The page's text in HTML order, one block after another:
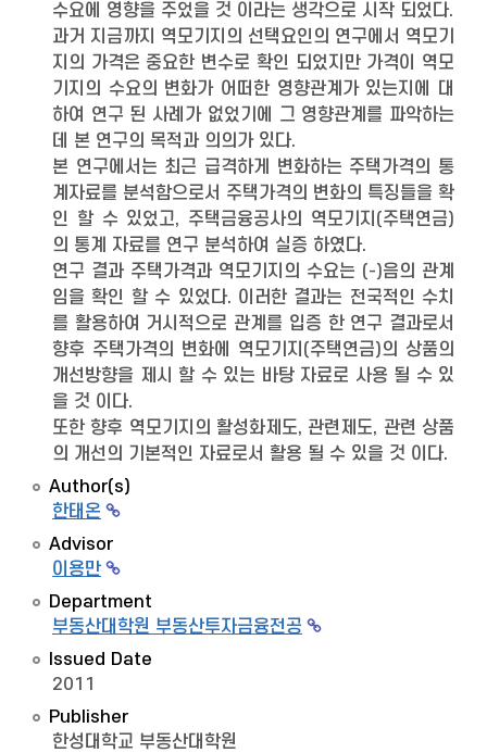
수요에 영향을 주었을 것 이라는 생각으로 시작 되었다.
과거 지금까지 역모기지의 선택요인의 연구에서 역모기
지의 가격은 중요한 변수로 확인 되었지만 가격이 역모
기지의 수요의 변화가 어떠한 영향관계가 있는지에 대
하여 연구 된 사례가 없었기에 그 영향관계를 파악하는
데 본 연구의 목적과 의의가 있다.
본 연구에서는 최근 급격하게 변화하는 주택가격의 통
계자료를 분석함으로서 주택가격의 변화의 특징들을 확
인 할 수 있었고, 주택금융공사의 역모기지(주택연금)
의 통계 자료를 연구 분석하여 실증 하였다.
연구 결과 주택가격과 역모기지의 수요는 (-)음의 관계
임을 확인 할 수 있었다. 이러한 결과는 전국적인 수치
를 활용하여 거시적으로 관계를 입증 한 연구 결과로서
향후 주택가격의 변화에 역모기지(주택연금)의 상품의
개선방향을 제시 할 수 있는 바탕 자료로 사용 될 수 있
을 것 이다.
또한 향후 역모기지의 활성화제도, 관련제도, 관련 상품
의 개선의 기본적인 자료로서 활용 될 수 있을 것 이다.
Author(s)
한태온
Advisor
이용만
Department
부동산대학원 부동산투자금융전공
Issued Date
2011
Publisher
한성대학교 부동산대학원